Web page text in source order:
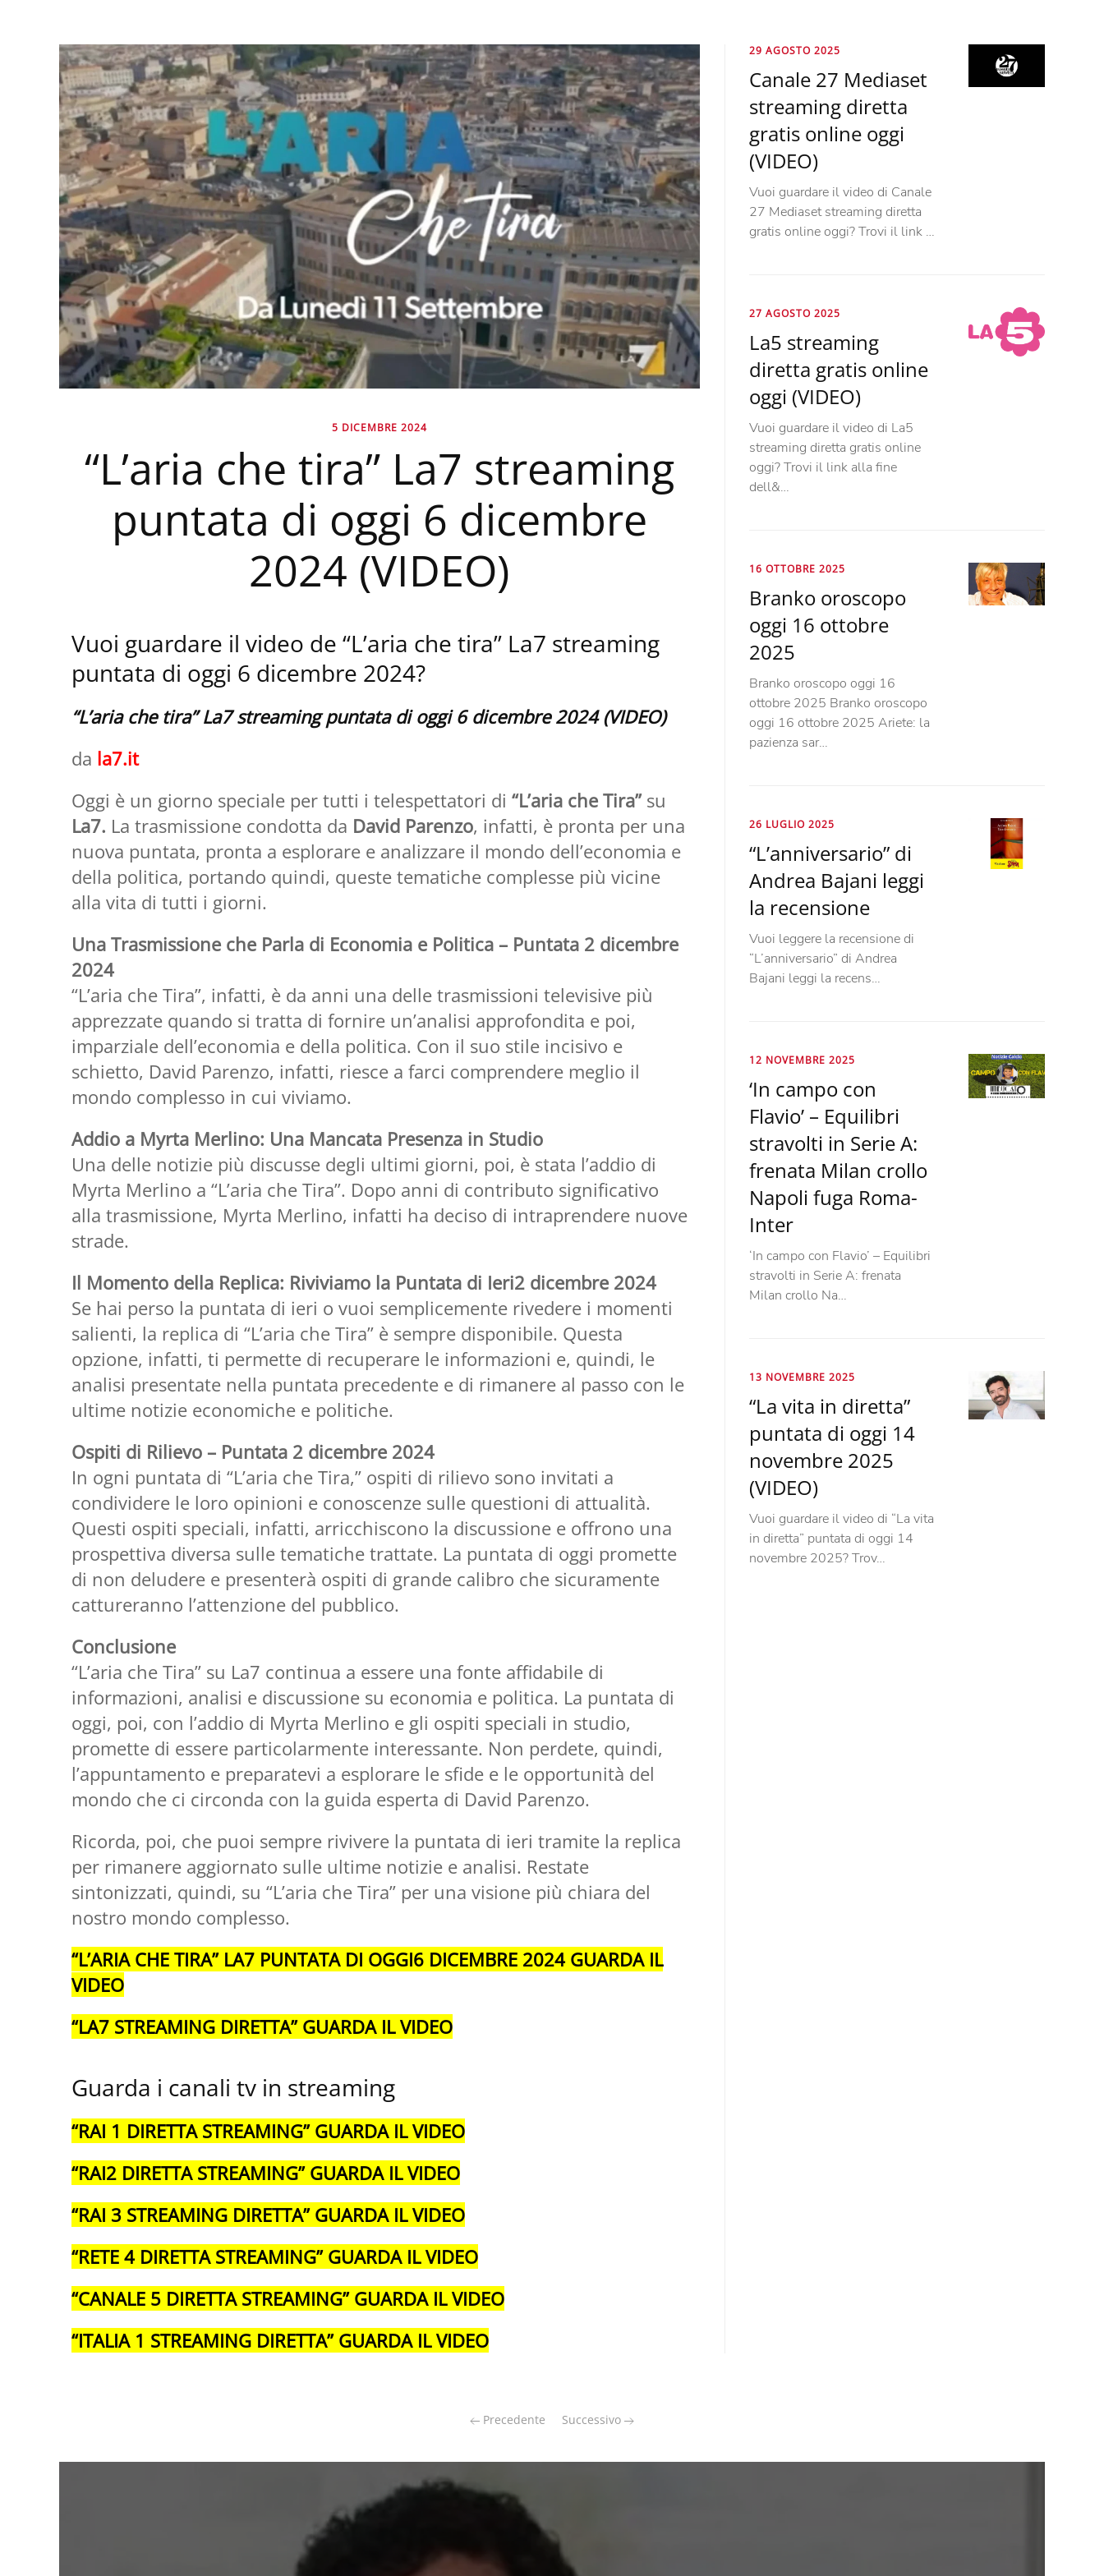
5 DICEMBRE 2024
“L’aria che tira” La7 streaming
puntata di oggi 6 dicembre
2024 (VIDEO)
Vuoi guardare il video de “L’aria che tira” La7 streaming
puntata di oggi 6 dicembre 2024?
“L’aria che tira” La7 streaming puntata di oggi 6 dicembre 2024 (VIDEO)
da la7.it
Oggi è un giorno speciale per tutti i telespettatori di “L’aria che Tira”su
La7. La trasmissione condotta da David Parenzo, infatti, è pronta per una
nuova puntata, pronta a esplorare e analizzare il mondo dell’economia e
della politica, portando quindi, queste tematiche complesse più vicine
alla vita di tutti i giorni.
Una Trasmissione che Parla di Economia e Politica – Puntata 2 dicembre
2024
“L’aria che Tira”, infatti, è da anni una delle trasmissioni televisive più
apprezzate quando si tratta di fornire un’analisi approfondita e poi,
imparziale dell’economia e della politica. Con il suo stile incisivo e
schietto, David Parenzo, infatti, riesce a farci comprendere meglio il
mondo complesso in cui viviamo.
Addio a Myrta Merlino: Una Mancata Presenza in Studio
Una delle notizie più discusse degli ultimi giorni, poi, è stata l’addio di
Myrta Merlino a “L’aria che Tira”. Dopo anni di contributo significativo
alla trasmissione, Myrta Merlino, infatti ha deciso di intraprendere nuove
strade.
Il Momento della Replica: Riviviamo la Puntata di Ieri2 dicembre 2024
Se hai perso la puntata di ieri o vuoi semplicemente rivedere i momenti
salienti, la replica di “L’aria che Tira” è sempre disponibile. Questa
opzione, infatti, ti permette di recuperare le informazioni e, quindi, le
analisi presentate nella puntata precedente e di rimanere al passo con le
ultime notizie economiche e politiche.
Ospiti di Rilievo – Puntata 2 dicembre 2024
In ogni puntata di “L’aria che Tira,” ospiti di rilievo sono invitati a
condividere le loro opinioni e conoscenze sulle questioni di attualità.
Questi ospiti speciali, infatti, arricchiscono la discussione e offrono una
prospettiva diversa sulle tematiche trattate. La puntata di oggi promette
di non deludere e presenterà ospiti di grande calibro che sicuramente
cattureranno l’attenzione del pubblico.
Conclusione
“L’aria che Tira” su La7 continua a essere una fonte affidabile di
informazioni, analisi e discussione su economia e politica. La puntata di
oggi, poi, con l’addio di Myrta Merlino e gli ospiti speciali in studio,
promette di essere particolarmente interessante. Non perdete, quindi,
l’appuntamento e preparatevi a esplorare le sfide e le opportunità del
mondo che ci circonda con la guida esperta di David Parenzo.
Ricorda, poi, che puoi sempre rivivere la puntata di ieri tramite la replica
per rimanere aggiornato sulle ultime notizie e analisi. Restate
sintonizzati, quindi, su “L’aria che Tira” per una visione più chiara del
nostro mondo complesso.
“L’ARIA CHE TIRA” LA7 PUNTATA DI OGGI6 DICEMBRE 2024 GUARDA IL
VIDEO
“LA7 STREAMING DIRETTA” GUARDA IL VIDEO
Guarda i canali tv in streaming
“RAI 1 DIRETTA STREAMING” GUARDA IL VIDEO
“RAI2 DIRETTA STREAMING” GUARDA IL VIDEO
“RAI 3 STREAMING DIRETTA” GUARDA IL VIDEO
“RETE 4 DIRETTA STREAMING” GUARDA IL VIDEO
“CANALE 5 DIRETTA STREAMING” GUARDA IL VIDEO
“ITALIA 1 STREAMING DIRETTA” GUARDA IL VIDEO
29 AGOSTO 2025
Canale 27 Mediaset
streaming diretta
gratis online oggi
(VIDEO)
Vuoi guardare il video di Canale
27 Mediaset streaming diretta
gratis online oggi? Trovi il link …
27 AGOSTO 2025
La5 streaming
diretta gratis online
oggi (VIDEO)
Vuoi guardare il video di La5
streaming diretta gratis online
oggi? Trovi il link alla fine
dell&…
16 OTTOBRE 2025
Branko oroscopo
oggi 16 ottobre
2025
Branko oroscopo oggi 16
ottobre 2025 Branko oroscopo
oggi 16 ottobre 2025 Ariete: la
pazienza sar…
26 LUGLIO 2025
“L’anniversario” di
Andrea Bajani leggi
la recensione
Vuoi leggere la recensione di
“L’anniversario” di Andrea
Bajani leggi la recens…
12 NOVEMBRE 2025
‘In campo con
Flavio’ – Equilibri
stravolti in Serie A:
frenata Milan crollo
Napoli fuga Roma-
Inter
‘In campo con Flavio’ – Equilibri
stravolti in Serie A: frenata
Milan crollo Na…
13 NOVEMBRE 2025
“La vita in diretta”
puntata di oggi 14
novembre 2025
(VIDEO)
Vuoi guardare il video di “La vita
in diretta” puntata di oggi 14
novembre 2025? Trov…
Precedente Successivo